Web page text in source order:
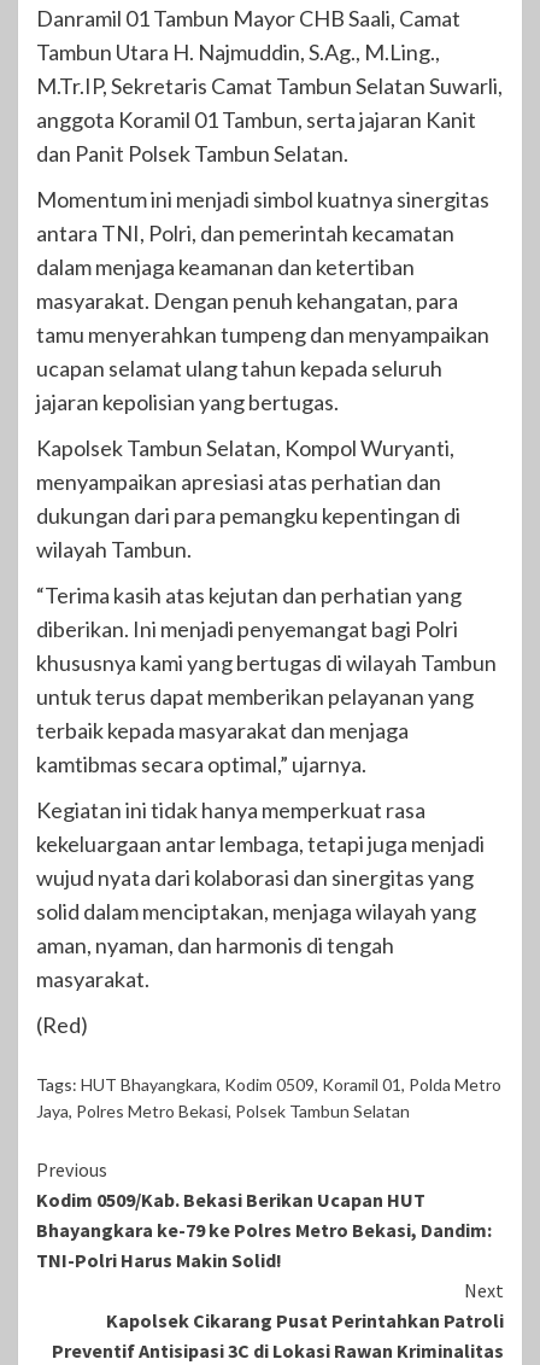
Danramil 01 Tambun Mayor CHB Saali, Camat
Tambun Utara H. Najmuddin, S.Ag., M.Ling.,
M.Tr.IP, Sekretaris Camat Tambun Selatan Suwarli,
anggota Koramil 01 Tambun, serta jajaran Kanit
dan Panit Polsek Tambun Selatan.
Momentum ini menjadi simbol kuatnya sinergitas
antara TNI, Polri, dan pemerintah kecamatan
dalam menjaga keamanan dan ketertiban
masyarakat. Dengan penuh kehangatan, para
tamu menyerahkan tumpeng dan menyampaikan
ucapan selamat ulang tahun kepada seluruh
jajaran kepolisian yang bertugas.
Kapolsek Tambun Selatan, Kompol Wuryanti,
menyampaikan apresiasi atas perhatian dan
dukungan dari para pemangku kepentingan di
wilayah Tambun.
“Terima kasih atas kejutan dan perhatian yang
diberikan. Ini menjadi penyemangat bagi Polri
khususnya kami yang bertugas di wilayah Tambun
untuk terus dapat memberikan pelayanan yang
terbaik kepada masyarakat dan menjaga
kamtibmas secara optimal,” ujarnya.
Kegiatan ini tidak hanya memperkuat rasa
kekeluargaan antar lembaga, tetapi juga menjadi
wujud nyata dari kolaborasi dan sinergitas yang
solid dalam menciptakan, menjaga wilayah yang
aman, nyaman, dan harmonis di tengah
masyarakat.
(Red)
Tags: HUT Bhayangkara, Kodim 0509, Koramil 01, Polda Metro
Jaya, Polres Metro Bekasi, Polsek Tambun Selatan
Continue
Reading
Previous
Kodim 0509/Kab. Bekasi Berikan Ucapan HUT
Bhayangkara ke-79 ke Polres Metro Bekasi, Dandim:
TNI-Polri Harus Makin Solid!
Next
Kapolsek Cikarang Pusat Perintahkan Patroli
Preventif Antisipasi 3C di Lokasi Rawan Kriminalitas